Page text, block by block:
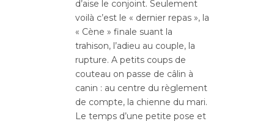
d’aise le conjoint. Seulement
voilà c’est le « dernier repas », la
« Cène » finale suant la
trahison, l’adieu au couple, la
rupture. A petits coups de
couteau on passe de câlin à
canin : au centre du règlement
de compte, la chienne du mari.
Le temps d’une petite pose et